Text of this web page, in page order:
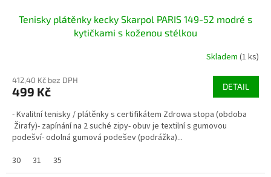
Tenisky plátěnky kecky Skarpol PARIS 149-52 modré s
kytičkami s koženou stélkou
Skladem (1 ks)
412,40 Kč bez DPH
499 Kč DETAIL
- Kvalitní tenisky / plátěnky s certifikátem Zdrowa stopa (obdoba
Žirafy)- zapínání na 2 suché zipy- obuv je textilní s gumovou
podešví- odolná gumová podešev (podrážka)...
30
31 35